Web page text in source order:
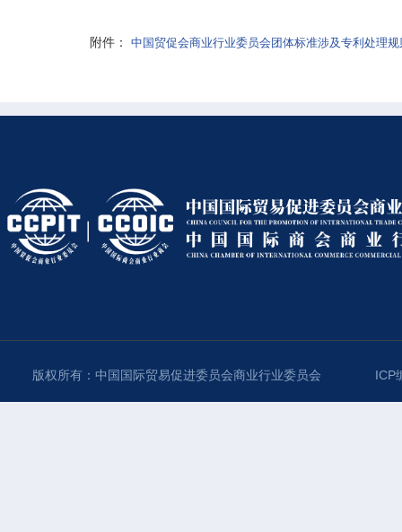
附件： 中国贸促会商业行业委员会团体标准涉及专利处理
版权所有：中国国际贸易促进委员会商业行业委员会 ICP